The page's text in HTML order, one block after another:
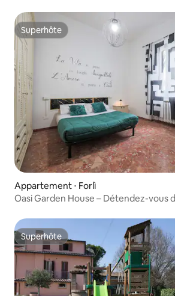
Superhôte
Superhôte
Appartement ⋅ Forlì
Oasi Garden House – Détendez-vous
Superhôte
Superhôte